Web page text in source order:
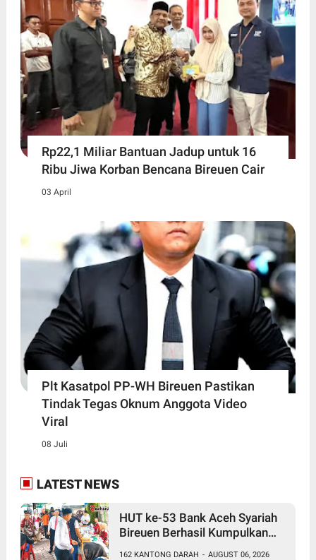
Rp22,1 Miliar Bantuan Jadup untuk 16
Ribu Jiwa Korban Bencana Bireuen Cair
03 April
Plt Kasatpol PP-WH Bireuen Pastikan
Tindak Tegas Oknum Anggota Video
Viral
08 Juli
LATEST NEWS
HUT ke-53 Bank Aceh Syariah
Bireuen Berhasil Kumpulkan
162 KANTONG DARAH - AUGUST 06, 2026